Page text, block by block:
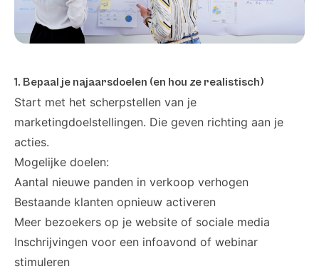
1. Bepaal je najaarsdoelen (en hou ze realistisch)
Start met het scherpstellen van je
marketingdoelstellingen. Die geven richting aan je
acties.
Mogelijke doelen:
Aantal nieuwe panden in verkoop verhogen
Bestaande klanten opnieuw activeren
Meer bezoekers op je website of sociale media
Inschrijvingen voor een infoavond of webinar
stimuleren